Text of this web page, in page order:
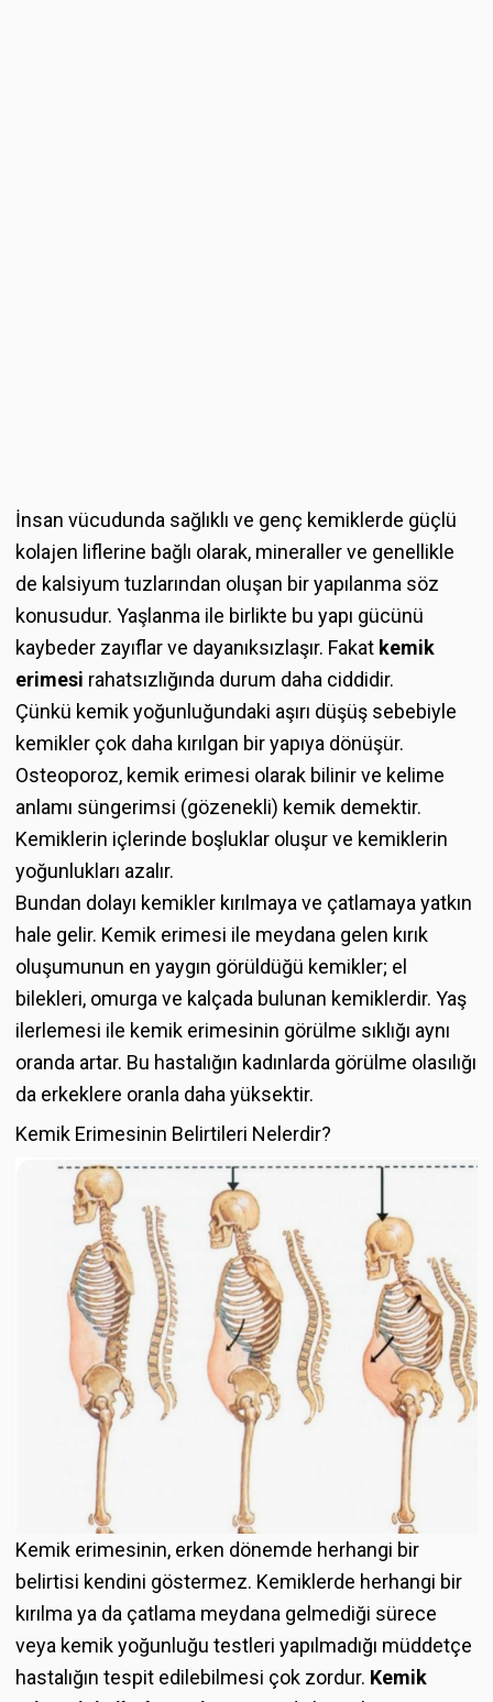
İnsan vücudunda sağlıklı ve genç kemiklerde güçlü
kolajen liflerine bağlı olarak, mineraller ve genellikle
de kalsiyum tuzlarından oluşan bir yapılanma söz
konusudur. Yaşlanma ile birlikte bu yapı gücünü
kaybeder zayıflar ve dayanıksızlaşır. Fakat kemik
erimesi rahatsızlığında durum daha ciddidir.
Çünkü kemik yoğunluğundaki aşırı düşüş sebebiyle
kemikler çok daha kırılgan bir yapıya dönüşür.
Osteoporoz, kemik erimesi olarak bilinir ve kelime
anlamı süngerimsi (gözenekli) kemik demektir.
Kemiklerin içlerinde boşluklar oluşur ve kemiklerin
yoğunlukları azalır.
Bundan dolayı kemikler kırılmaya ve çatlamaya yatkın
hale gelir. Kemik erimesi ile meydana gelen kırık
oluşumunun en yaygın görüldüğü kemikler; el
bilekleri, omurga ve kalçada bulunan kemiklerdir. Yaş
ilerlemesi ile kemik erimesinin görülme sıklığı aynı
oranda artar. Bu hastalığın kadınlarda görülme olasılığı
da erkeklere oranla daha yüksektir.
Kemik Erimesinin Belirtileri Nelerdir?
Kemik erimesinin, erken dönemde herhangi bir
belirtisi kendini göstermez. Kemiklerde herhangi bir
kırılma ya da çatlama meydana gelmediği sürece
veya kemik yoğunluğu testleri yapılmadığı müddetçe
hastalığın tespit edilebilmesi çok zordur. Kemik